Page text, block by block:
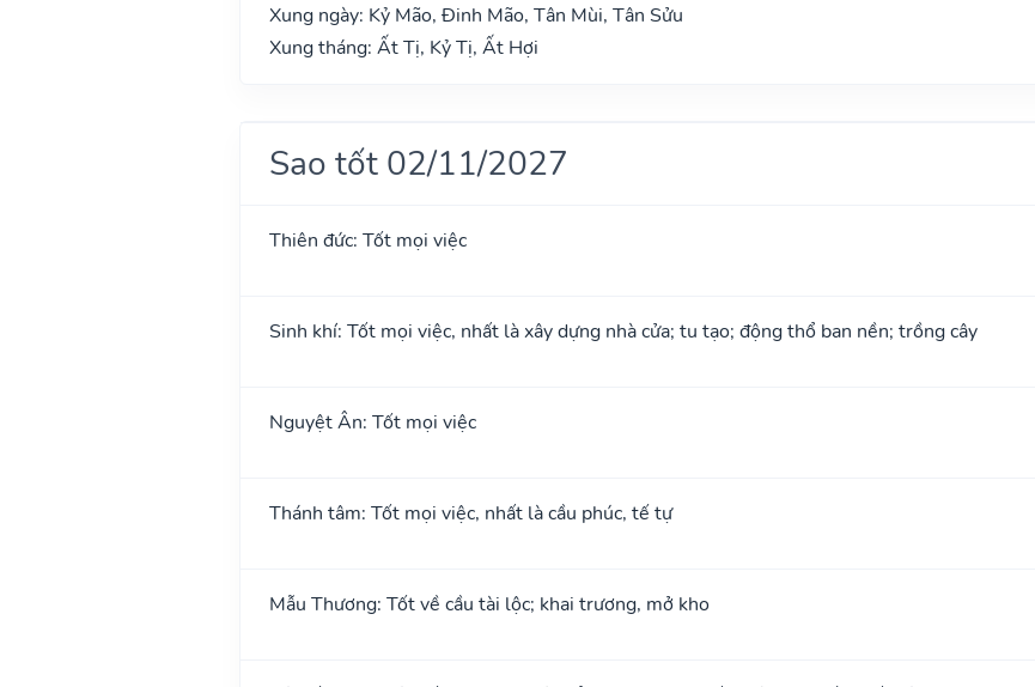
Xung ngày: Kỷ Mão, Đinh Mão, Tân Mùi, Tân Sửu
Xung tháng: Ất Tị, Kỷ Tị, Ất Hợi
Sao tốt 02/11/2027
Thiên đức: Tốt mọi việc
Sinh khí: Tốt mọi việc, nhất là xây dựng nhà cửa; tu tạo; động thổ ban nền; trồng cây
Nguyệt Ân: Tốt mọi việc
Thánh tâm: Tốt mọi việc, nhất là cầu phúc, tế tự
Mẫu Thương: Tốt về cầu tài lộc; khai trương, mở kho